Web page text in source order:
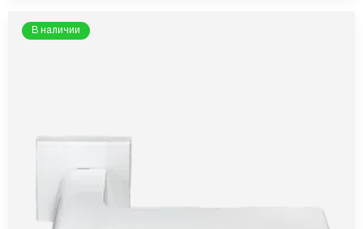
В наличии